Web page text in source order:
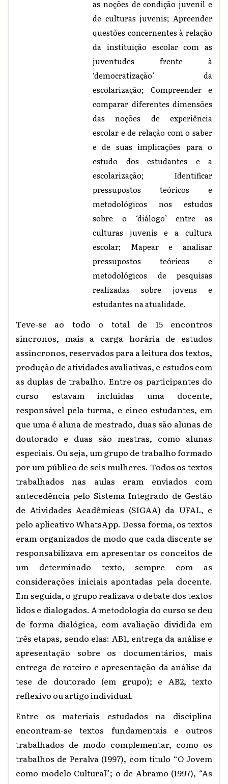
as noções de condição juvenil e
de culturas juvenis; Apreender
questões concernentes à relação
da instituição escolar com as
juventudes frente à
‘democratização’ da
escolarização; Compreender e
comparar diferentes dimensões
das noções de experiência
escolar e de relação com o saber
e de suas implicações para o
estudo dos estudantes e a
escolarização; Identificar
pressupostos teóricos e
metodológicos nos estudos
sobre o ‘diálogo’ entre as
culturas juvenis e a cultura
escolar; Mapear e analisar
pressupostos teóricos e
metodológicos de pesquisas
realizadas sobre jovens e
estudantes na atualidade.
Teve-se ao todo o total de 15 encontros
síncronos, mais a carga horária de estudos
assíncronos, reservados para a leitura dos textos,
produção de atividades avaliativas, e estudos com
as duplas de trabalho. Entre os participantes do
curso estavam incluídas uma docente,
responsável pela turma, e cinco estudantes, em
que uma é aluna de mestrado, duas são alunas de
doutorado e duas são mestras, como alunas
especiais. Ou seja, um grupo de trabalho formado
por um público de seis mulheres. Todos os textos
trabalhados nas aulas eram enviados com
antecedência pelo Sistema Integrado de Gestão
de Atividades Acadêmicas (SIGAA) da UFAL, e
pelo aplicativo WhatsApp. Dessa forma, os textos
eram organizados de modo que cada discente se
responsabilizava em apresentar os conceitos de
um determinado texto, sempre com as
considerações iniciais apontadas pela docente.
Em seguida, o grupo realizava o debate dos textos
lidos e dialogados. A metodologia do curso se deu
de forma dialógica, com avaliação dividida em
três etapas, sendo elas: AB1, entrega da análise e
apresentação sobre os documentários, mais
entrega de roteiro e apresentação da análise da
tese de doutorado (em grupo); e AB2, texto
reflexivo ou artigo individual.
Entre os materiais estudados na disciplina
encontram-se textos fundamentais e outros
trabalhados de modo complementar, como os
trabalhos de Peralva (1997), com título “O Jovem
como modelo Cultural”; o de Abramo (1997), “As